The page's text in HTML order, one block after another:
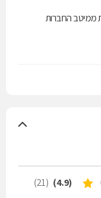
ממיטב החברות
(4.9)
(21)